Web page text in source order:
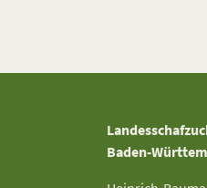
Baden-